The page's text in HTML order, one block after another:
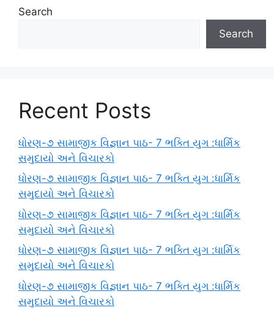
Search
Search
Recent Posts
ધોરણ-૭ સામાજીક વિજ્ઞાન પાઠ- 7 ભક્તિ યુગ :ધાર્મિક
સમુદાયો અને વિચારકો
ધોરણ-૭ સામાજીક વિજ્ઞાન પાઠ- 7 ભક્તિ યુગ :ધાર્મિક
સમુદાયો અને વિચારકો
ધોરણ-૭ સામાજીક વિજ્ઞાન પાઠ- 7 ભક્તિ યુગ :ધાર્મિક
સમુદાયો અને વિચારકો
ધોરણ-૭ સામાજીક વિજ્ઞાન પાઠ- 7 ભક્તિ યુગ :ધાર્મિક
સમુદાયો અને વિચારકો
ધોરણ-૭ સામાજીક વિજ્ઞાન પાઠ- 7 ભક્તિ યુગ :ધાર્મિક
સમુદાયો અને વિચારકો